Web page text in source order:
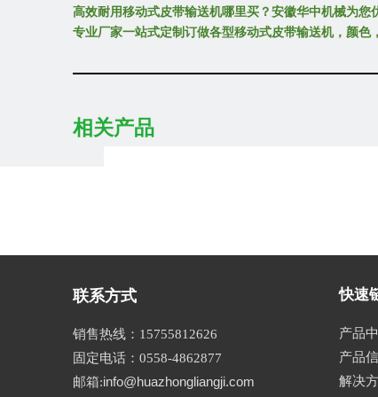
高效耐用移动式皮带输送机哪里买？安徽华中机械为您
专业厂家一站式定制订做各型移动式皮带输送机，颜
相关产品
联系方式
销售热线 ： 15755812626
固定电话 ： 0558-4862877
邮箱:info@huazhongliangji.com
快速
产品
产品
解决